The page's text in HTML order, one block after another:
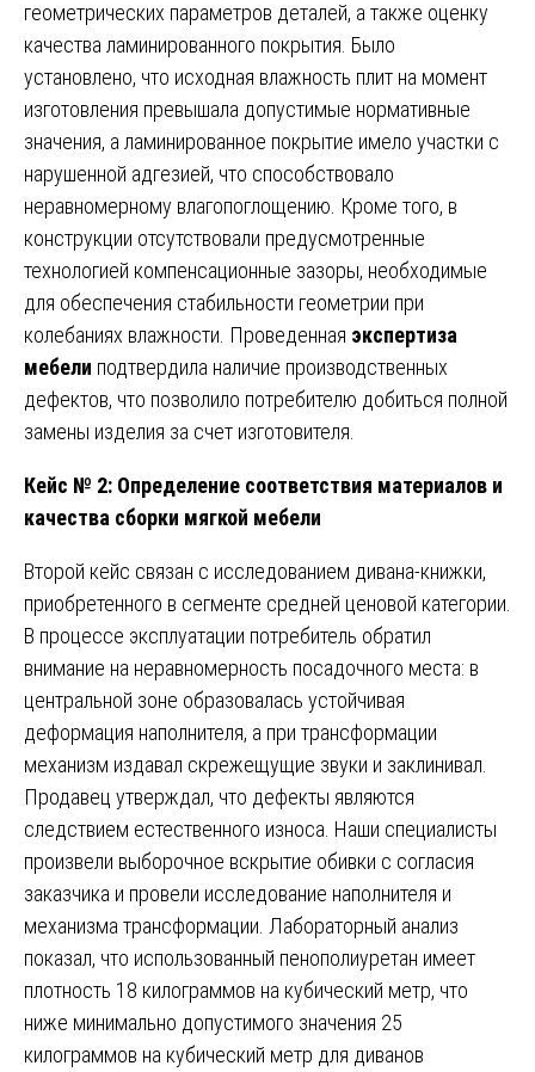
геометрических параметров деталей, а также оценку
качества ламинированного покрытия. Было
установлено, что исходная влажность плит на момент
изготовления превышала допустимые нормативные
значения, а ламинированное покрытие имело участки с
нарушенной адгезией, что способствовало
неравномерному влагопоглощению. Кроме того, в
конструкции отсутствовали предусмотренные
технологией компенсационные зазоры, необходимые
для обеспечения стабильности геометрии при
колебаниях влажности. Проведенная экспертиза
мебели подтвердила наличие производственных
дефектов, что позволило потребителю добиться полной
замены изделия за счет изготовителя.
Кейс № 2: Определение соответствия материалов и
качества сборки мягкой мебели
Второй кейс связан с исследованием дивана-книжки,
приобретенного в сегменте средней ценовой категории.
В процессе эксплуатации потребитель обратил
внимание на неравномерность посадочного места: в
центральной зоне образовалась устойчивая
деформация наполнителя, а при трансформации
механизм издавал скрежещущие звуки и заклинивал.
Продавец утверждал, что дефекты являются
следствием естественного износа. Наши специалисты
произвели выборочное вскрытие обивки с согласия
заказчика и провели исследование наполнителя и
механизма трансформации. Лабораторный анализ
показал, что использованный пенополиуретан имеет
плотность 18 килограммов на кубический метр, что
ниже минимально допустимого значения 25
килограммов на кубический метр для диванов